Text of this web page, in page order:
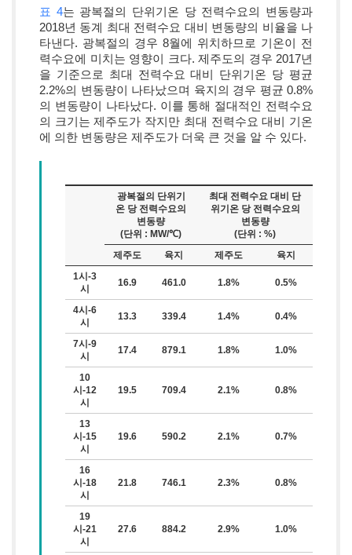
표 4는 광복절의 단위기온 당 전력수요의 변동량과
2018년 동계 최대 전력수요 대비 변동량의 비율을 나
타낸다. 광복절의 경우 8월에 위치하므로 기온이 전
력수요에 미치는 영향이 크다. 제주도의 경우 2017년
을 기준으로 최대 전력수요 대비 단위기온 당 평균
2.2%의 변동량이 나타났으며 육지의 경우 평균 0.8%
의 변동량이 나타났다. 이를 통해 절대적인 전력수요
의 크기는 제주도가 작지만 최대 전력수요 대비 기온
에 의한 변동량은 제주도가 더욱 큰 것을 알 수 있다.
광복절의 단위기
온 당 전력수요의
변동량
(단위 : MW/℃)
최대 전력수요 대비 단
위기온 당 전력수요의
변동량
(단위 : %)
제주도
육지 제주도
육지
1시-3
시
16.9 461.0 1.8% 0.5%
4시-6
시
13.3 339.4 1.4% 0.4%
7시-9
시
17.4 879.1 1.8% 1.0%
10
시-12
시
19.5 709.4 2.1% 0.8%
13
시-15
시
19.6 590.2 2.1% 0.7%
16
시-18
시
21.8 746.1 2.3% 0.8%
19
시-21
시
27.6 884.2 2.9% 1.0%